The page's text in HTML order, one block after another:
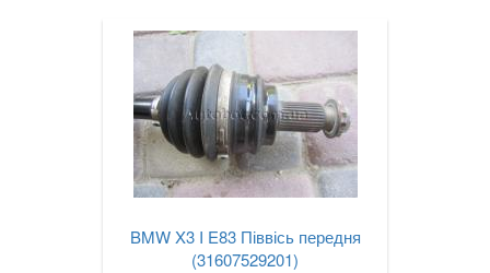
BMW X3 I E83 Піввісь передня
(31607529201)